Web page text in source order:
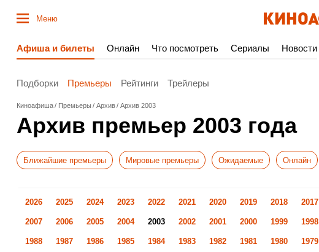
Меню
Афиша и билеты Онлайн Что посмотреть Сериалы Новости
Подборки Премьеры Рейтинги Трейлеры
Киноафиша Премьеры Архив Архив 2003
Архив премьер 2003 года
Ближайшие премьеры Мировые премьеры Ожидаемые Онлайн
2026 2025 2024 2023 2022 2021 2020 2019 2018 2017
2007 2006 2005 2004 2003 2002 2001 2000 1999 1998
1988 1987 1986 1985 1984 1983 1982 1981 1980 1979